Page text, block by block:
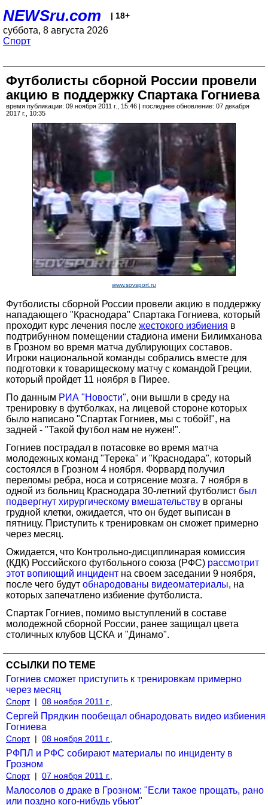
NEWSru.com | 18+
суббота, 8 августа 2026
Спорт
Футболисты сборной России провели
акцию в поддержку Спартака Гогниева
время публикации: 09 ноября 2011 г., 15:46 | последнее обновление: 07 декабря
2017 г., 10:35
www.sovsport.ru
Футболисты сборной России провели акцию в поддержку
нападающего "Краснодара" Спартака Гогниева, который
проходит курс лечения после жестокого избиения в
подтрибунном помещении стадиона имени Билимханова
в Грозном во время матча дублирующих составов.
Игроки национальной команды собрались вместе для
подготовки к товарищескому матчу с командой Греции,
который пройдет 11 ноября в Пирее.
По данным РИА "Новости", они вышли в среду на
тренировку в футболках, на лицевой стороне которых
было написано "Спартак Гогниев, мы с тобой!", на
задней - "Такой футбол нам не нужен!".
Гогниев пострадал в потасовке во время матча
молодежных команд "Терека" и "Краснодара", который
состоялся в Грозном 4 ноября. Форвард получил
переломы ребра, носа и сотрясение мозга. 7 ноября в
одной из больниц Краснодара 30-летний футболист был
подвергнут хирургическому вмешательству в органы
грудной клетки, ожидается, что он будет выписан в
пятницу. Приступить к тренировкам он сможет примерно
через месяц.
Ожидается, что Контрольно-дисциплинарая комиссия
(КДК) Российского футбольного союза (РФС) рассмотрит
этот вопиющий инцидент на своем заседании 9 ноября,
после чего будут обнародованы видеоматериалы, на
которых запечатлено избиение футболиста.
Спартак Гогниев, помимо выступлений в составе
молодежной сборной России, ранее защищал цвета
столичных клубов ЦСКА и "Динамо".
ССЫЛКИ ПО ТЕМЕ
Гогниев сможет приступить к тренировкам примерно
через месяц
Спорт | 08 ноября 2011 г.,
Сергей Прядкин пообещал обнародовать видео избиения
Гогниева
Спорт | 08 ноября 2011 г.,
РФПЛ и РФС собирают материалы по инциденту в
Грозном
Спорт | 07 ноября 2011 г.,
Малосолов о драке в Грозном: "Если такое прощать, рано
или поздно кого-нибудь убьют"